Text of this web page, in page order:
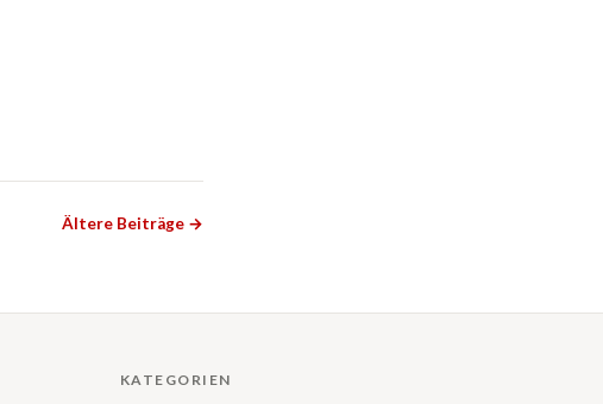
Ältere Beiträge →
KATEGORIEN